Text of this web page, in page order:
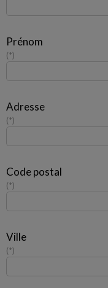
Prénom
*
Adresse
*
Code postal
*
Ville
*